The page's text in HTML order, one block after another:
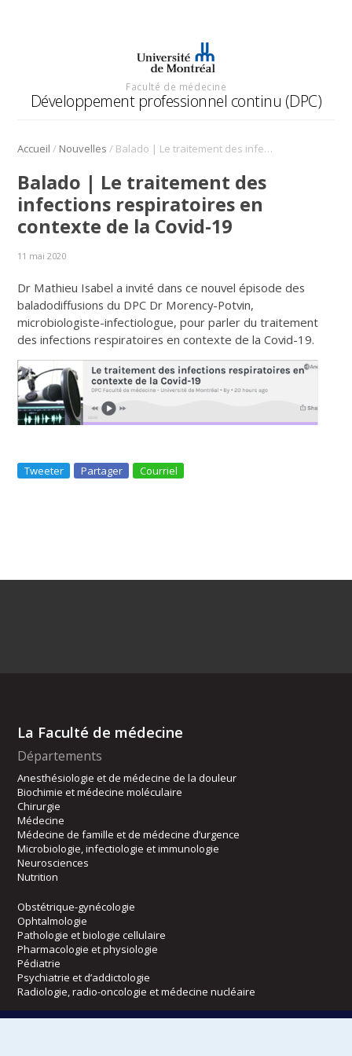
Faculté de médecine
Développement professionnel continu (DPC)
Accueil / Nouvelles / Balado | Le traitement des infections respiratoires en contexte de la Covid-19
Balado | Le traitement des
infections respiratoires en
contexte de la Covid-19
11 mai 2020
Dr Mathieu Isabel a invité dans ce nouvel épisode des
baladodiffusions du DPC Dr Morency-Potvin,
microbiologiste-infectiologue, pour parler du traitement
des infections respiratoires en contexte de la Covid-19.
Tweeter Partager Courriel
La Faculté de médecine
Départements
Anesthésiologie et de médecine de la douleur
Biochimie et médecine moléculaire
Chirurgie
Médecine
Médecine de famille et de médecine d’urgence
Microbiologie, infectiologie et immunologie
Neurosciences
Nutrition
Obstétrique-gynécologie
Ophtalmologie
Pathologie et biologie cellulaire
Pharmacologie et physiologie
Pédiatrie
Psychiatrie et d’addictologie
Radiologie, radio-oncologie et médecine nucléaire